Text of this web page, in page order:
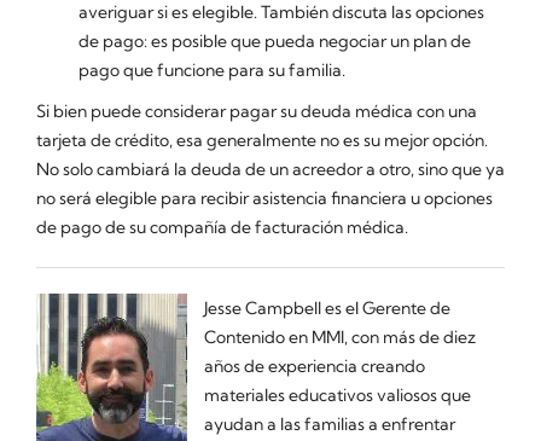
averiguar si es elegible. También discuta las opciones
de pago: es posible que pueda negociar un plan de
pago que funcione para su familia.
Si bien puede considerar pagar su deuda médica con una
tarjeta de crédito, esa generalmente no es su mejor opción.
No solo cambiará la deuda de un acreedor a otro, sino que ya
no será elegible para recibir asistencia financiera u opciones
de pago de su compañía de facturación médica.
Jesse Campbell es el Gerente de
Contenido en MMI, con más de diez
años de experiencia creando
materiales educativos valiosos que
ayudan a las familias a enfrentar